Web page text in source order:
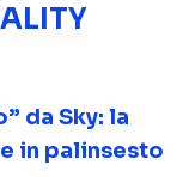
da Sky: la
in palinsesto